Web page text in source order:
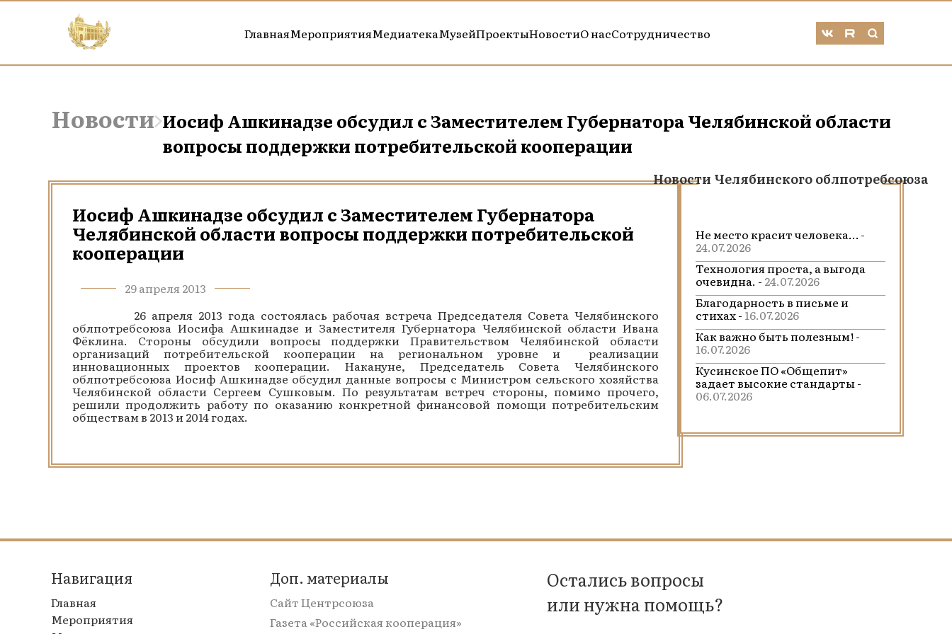
ГлавнаяМероприятияМедиатекаМузейПроектыНовостиО насСотрудничество
Новости Иосиф Ашкинадзе обсудил с Заместителем Губернатора Челябинской области
вопросы поддержки потребительской кооперации
Иосиф Ашкинадзе обсудил с Заместителем Губернатора
Челябинской области вопросы поддержки потребительской
кооперации
29 апреля 2013
26 апреля 2013 года состоялась рабочая встреча Председателя Совета Челябинского
облпотребсоюза Иосифа Ашкинадзе и Заместителя Губернатора Челябинской области Ивана
Фёклина. Стороны обсудили вопросы поддержки Правительством Челябинской области
организаций потребительской кооперации на региональном уровне и реализации
инновационных проектов кооперации. Накануне, Председатель Совета Челябинского
облпотребсоюза Иосиф Ашкинадзе обсудил данные вопросы с Министром сельского хозяйства
Челябинской области Сергеем Сушковым. По результатам встреч стороны, помимо прочего,
решили продолжить работу по оказанию конкретной финансовой помощи потребительским
обществам в 2013 и 2014 годах.
Новости Челябинского облпотребсоюза
Не место красит человека… -
24.07.2026
Технология проста, а выгода
очевидна. - 24.07.2026
Благодарность в письме и
стихах -16.07.2026
Как важно быть полезным! -
16.07.2026
Кусинское ПО «Общепит»
задает высокие стандарты -
06.07.2026
Навигация
Главная
Мероприятия
Доп. материалы
Сайт Центрсоюза
Газета «Российская кооперация»
Остались вопросы
или нужна помощь?